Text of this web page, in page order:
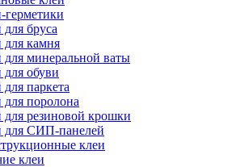
герметики
бруса
для камня
для минеральной ваты
для обуви
паркета
для поролона
для резиновой крошки
для СИП-панелей
клеи
клеи